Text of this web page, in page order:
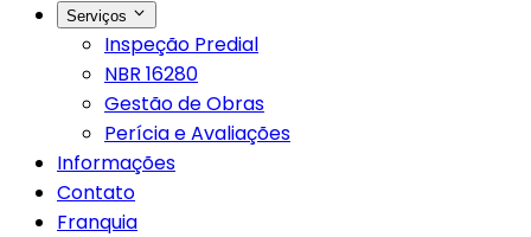
Serviços
Inspeção Predial
NBR 16280
Gestão de Obras
Perícia e Avaliações
Informações
Contato
Franquia